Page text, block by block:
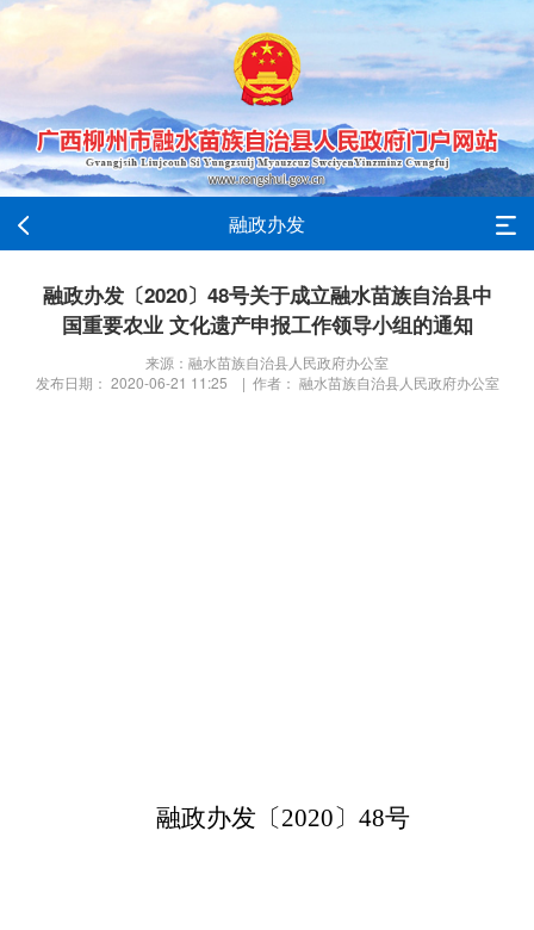
融政办发
融政办发〔2020〕48号关于成立融水苗族自治县中
国重要农业 文化遗产申报工作领导小组的通知
来源：融水苗族自治县人民政府办公室
发布日期： 2020-06-21 11:25 | 作者： 融水苗族自治县人民政府办公室
融政办发 〔2020〕 48号